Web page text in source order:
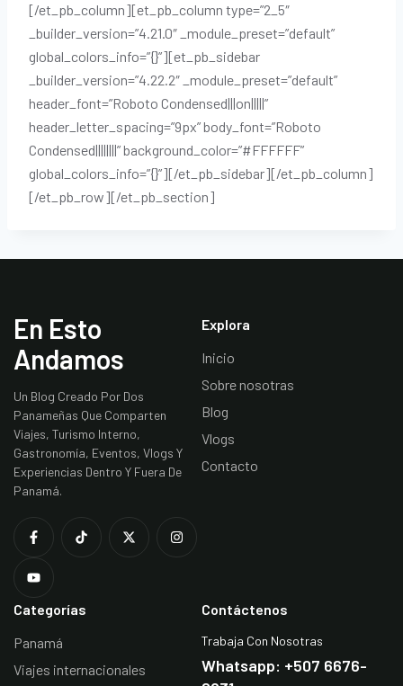
[/et_pb_column][et_pb_column type=”2_5″
_builder_version=”4.21.0″ _module_preset=”default”
global_colors_info=”{}”][et_pb_sidebar
_builder_version=”4.22.2″ _module_preset=”default”
header_font=”Roboto Condensed|||on|||||”
header_letter_spacing=”9px” body_font=”Roboto
Condensed||||||||” background_color=”#FFFFFF”
global_colors_info=”{}”][/et_pb_sidebar][/et_pb_column]
[/et_pb_row][/et_pb_section]
En Esto
Andamos
Un Blog Creado Por Dos
Panameñas Que Comparten
Viajes, Turismo Interno,
Gastronomía, Eventos, Vlogs Y
Experiencias Dentro Y Fuera De
Panamá.
Explora
Inicio
Sobre nosotras
Blog
Vlogs
Contacto
Categorías
Panamá
Viajes internacionales
Contáctenos
Trabaja Con Nosotras
Whatsapp: +507 6676-